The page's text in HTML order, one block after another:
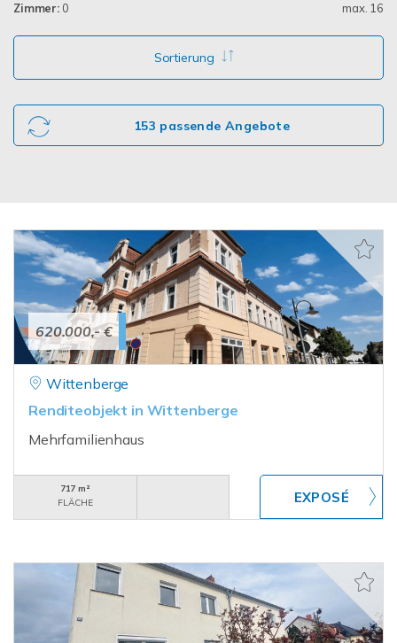
Zimmer: 0 max. 16
Sortierung
153 passende Angebote
620.000,- €
Wittenberge
Renditeobjekt in Wittenberge
Mehrfamilienhaus
717 m²
FLÄCHE